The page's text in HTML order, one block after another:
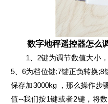
数字地秤遥控器怎么调
1、2键为调节数值大小，
5、6为档位键;7键正负转换;8
保存加3000kg ，那么操作步
值--我们按1键或者2键，将